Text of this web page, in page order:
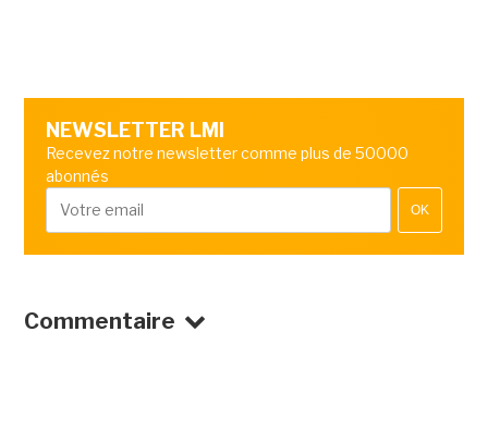
NEWSLETTER LMI
Recevez notre newsletter comme plus de 50000
abonnés
OK
Commentaire